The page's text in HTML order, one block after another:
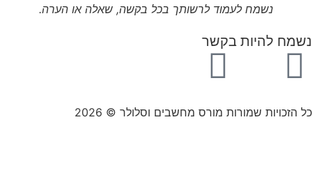
נשמח לעמוד לרשותך בכל בקשה, שאלה או הערה.
נשמח להיות בקשר
כל הזכויות שמורות מורס מחשבים וסלולר © 2026